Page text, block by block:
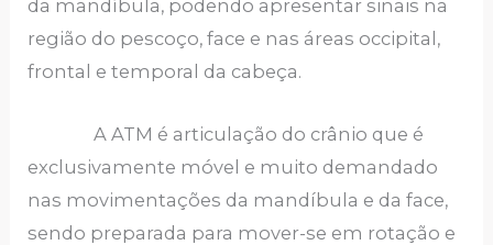
da mandíbula, podendo apresentar sinais na
região do pescoço, face e nas áreas occipital,
frontal e temporal da cabeça.
A ATM é articulação do crânio que é
exclusivamente móvel e muito demandado
nas movimentações da mandíbula e da face,
sendo preparada para mover-se em rotação e